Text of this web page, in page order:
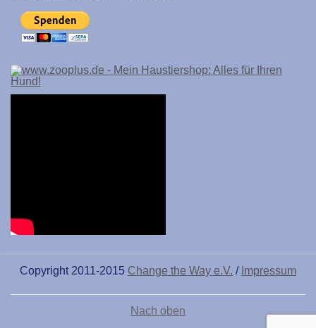
Copyright 2011-2015 Change the Way e.V. / Impressum
Nach oben